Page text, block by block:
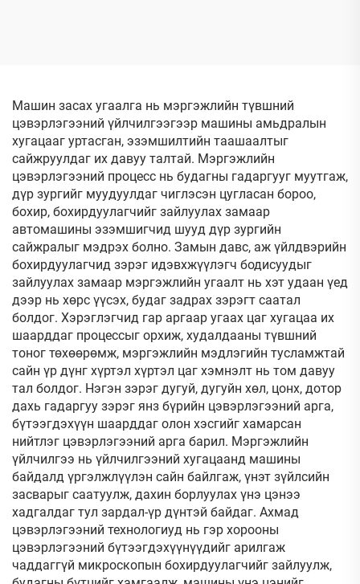
Машин засах угаалга нь мэргэжлийн түвшний
цэвэрлэгээний үйлчилгээгээр машины амьдралын
хугацааг уртасган, эзэмшилтийн таашаалтыг
сайжруулдаг их давуу талтай. Мэргэжлийн
цэвэрлэгээний процесс нь будагны гадаргууг муутгаж,
дүр зургийг муудуулдаг чиглэсэн цугласан бороо,
бохир, бохирдуулагчийг зайлуулах замаар
автомашины эзэмшигчид шууд дүр зургийн
сайжралыг мэдрэх болно. Замын давс, аж үйлдвэрийн
бохирдуулагчид зэрэг идэвхжүүлэгч бодисуудыг
зайлуулах замаар мэргэжлийн угаалт нь хэт удаан үед
дээр нь хөрс үүсэх, будаг задрах зэрэгт саатал
болдог. Хэрэглэгчид гар аргаар угаах цаг хугацаа их
шаарддаг процессыг орхиж, худалдааны түвшний
тоног төхөөрөмж, мэргэжлийн мэдлэгийн тусламжтай
сайн үр дүнг хүртэл хүртэл цаг хэмнэлт нь том давуу
тал болдог. Нэгэн зэрэг дугуй, дугуйн хөл, цонх, дотор
дахь гадаргуу зэрэг янз бүрийн цэвэрлэгээний арга,
бүтээгдэхүүн шаарддаг олон хэсгийг хамарсан
нийтлэг цэвэрлэгээний арга барил. Мэргэжлийн
үйлчилгээ нь үйлчилгээний хугацаанд машины
байдалд үргэлжлүүлэн сайн байлгаж, үнэт зүйлсийн
засварыг саатуулж, дахин борлуулах үнэ цэнээ
хадгалдаг тул зардал-үр дүнтэй байдаг. Ахмад
цэвэрлэгээний технологиуд нь гэр хорооны
цэвэрлэгээний бүтээгдэхүүнүүдийг арилгаж
чаддаггүй микроскопын бохирдуулагчийг зайлуулж,